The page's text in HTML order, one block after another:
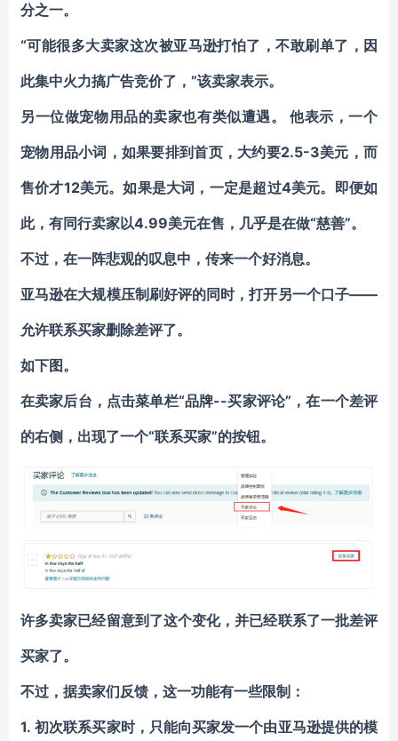
分之一。
“可能很多大卖家这次被亚马逊打怕了，不敢刷单了，因
此集中火力搞广告竞价了，”该卖家表示。
另一位做宠物用品的卖家也有类似遭遇。 他表示，一个
宠物用品小词，如果要排到首页，大约要2.5-3美元，而
售价才12美元。如果是大词，一定是超过4美元。即便如
此，有同行卖家以4.99美元在售，几乎是在做“慈善”。
不过，在一阵悲观的叹息中，传来一个好消息。
亚马逊在大规模压制刷好评的同时，打开另一个口子——
允许联系买家删除差评了。
如下图。
在卖家后台，点击菜单栏“品牌--买家评论”，在一个差评
的右侧，出现了一个“联系买家”的按钮。
许多卖家已经留意到了这个变化，并已经联系了一批差评
买家了。
不过，据卖家们反馈，这一功能有一些限制：
1. 初次联系买家时，只能向买家发一个由亚马逊提供的模